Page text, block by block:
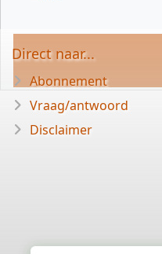
Direct naar...
Abonnement
Vraag/antwoord
Disclaimer